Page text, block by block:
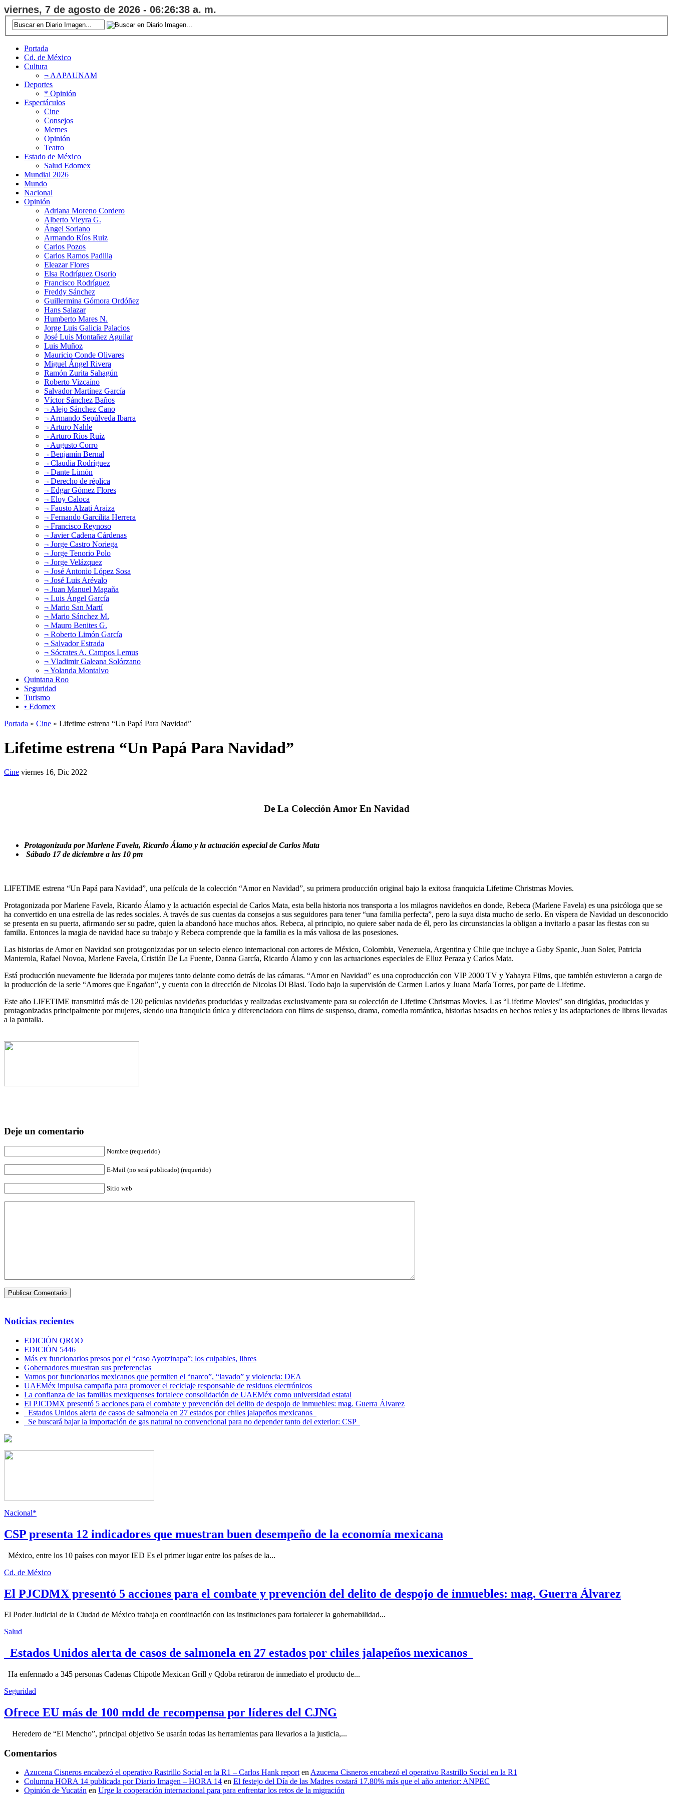
viernes, 7 de agosto de 2026 - 06:26:39 a. m.
Portada
Cd. de México
Cultura
¬ AAPAUNAM
Deportes
* Opinión
Espectáculos
Cine
Consejos
Memes
Opinión
Teatro
Estado de México
Salud Edomex
Mundial 2026
Mundo
Nacional
Opinión
Adriana Moreno Cordero
Alberto Vieyra G.
Ángel Soriano
Armando Ríos Ruiz
Carlos Pozos
Carlos Ramos Padilla
Eleazar Flores
Elsa Rodríguez Osorio
Francisco Rodríguez
Freddy Sánchez
Guillermina Gómora Ordóñez
Hans Salazar
Humberto Mares N.
Jorge Luis Galicia Palacios
José Luis Montañez Aguilar
Luis Muñoz
Mauricio Conde Olivares
Miguel Ángel Rivera
Ramón Zurita Sahagún
Roberto Vizcaíno
Salvador Martínez García
Víctor Sánchez Baños
¬ Alejo Sánchez Cano
¬ Armando Sepúlveda Ibarra
¬ Arturo Nahle
¬ Arturo Ríos Ruiz
¬ Augusto Corro
¬ Benjamín Bernal
¬ Claudia Rodríguez
¬ Dante Limón
¬ Derecho de réplica
¬ Edgar Gómez Flores
¬ Eloy Caloca
¬ Fausto Alzati Araiza
¬ Fernando Garcilita Herrera
¬ Francisco Reynoso
¬ Javier Cadena Cárdenas
¬ Jorge Castro Noriega
¬ Jorge Tenorio Polo
¬ Jorge Velázquez
¬ José Antonio López Sosa
¬ José Luis Arévalo
¬ Juan Manuel Magaña
¬ Luis Ángel García
¬ Mario San Martí
¬ Mario Sánchez M.
¬ Mauro Benites G.
¬ Roberto Limón García
¬ Salvador Estrada
¬ Sócrates A. Campos Lemus
¬ Vladimir Galeana Solórzano
¬ Yolanda Montalvo
Quintana Roo
Seguridad
Turismo
• Edomex
Portada » Cine » Lifetime estrena “Un Papá Para Navidad”
Lifetime estrena “Un Papá Para Navidad”
Cine viernes 16, Dic 2022
De La Colección Amor En Navidad
Protagonizada por Marlene Favela, Ricardo Álamo y la actuación especial de Carlos Mata
Sábado 17 de diciembre a las 10 pm
LIFETIME estrena “Un Papá para Navidad”, una película de la colección “Amor en Navidad”, su primera producción original bajo la exitosa franquicia Lifetime Christmas Movies.
Protagonizada por Marlene Favela, Ricardo Álamo y la actuación especial de Carlos Mata, esta bella historia nos transporta a los milagros navideños en donde, Rebeca (Marlene Favela) es una psicóloga que se
ha convertido en una estrella de las redes sociales. A través de sus cuentas da consejos a sus seguidores para tener “una familia perfecta”, pero la suya dista mucho de serlo. En víspera de Navidad un desconocido
se presenta en su puerta, afirmando ser su padre, quien la abandonó hace muchos años. Rebeca, al principio, no quiere saber nada de él, pero las circunstancias la obligan a invitarlo a pasar las fiestas con su
familia. Entonces la magia de navidad hace su trabajo y Rebeca comprende que la familia es la más valiosa de las posesiones.
Las historias de Amor en Navidad son protagonizadas por un selecto elenco internacional con actores de México, Colombia, Venezuela, Argentina y Chile que incluye a Gaby Spanic, Juan Soler, Patricia
Manterola, Rafael Novoa, Marlene Favela, Cristián De La Fuente, Danna García, Ricardo Álamo y con las actuaciones especiales de Elluz Peraza y Carlos Mata.
Está producción nuevamente fue liderada por mujeres tanto delante como detrás de las cámaras. “Amor en Navidad” es una coproducción con VIP 2000 TV y Yahayra Films, que también estuvieron a cargo de
la producción de la serie “Amores que Engañan”, y cuenta con la dirección de Nicolas Di Blasi. Todo bajo la supervisión de Carmen Larios y Juana María Torres, por parte de Lifetime.
Este año LIFETIME transmitirá más de 120 películas navideñas producidas y realizadas exclusivamente para su colección de Lifetime Christmas Movies. Las “Lifetime Movies” son dirigidas, producidas y
protagonizadas principalmente por mujeres, siendo una franquicia única y diferenciadora con films de suspenso, drama, comedia romántica, historias basadas en hechos reales y las adaptaciones de libros llevadas
a la pantalla.
Deje un comentario
Nombre (requerido)
E-Mail (no será publicado) (requerido)
Sitio web
Noticias recientes
EDICIÓN QROO
EDICIÓN 5446
Más ex funcionarios presos por el “caso Ayotzinapa”; los culpables, libres
Gobernadores muestran sus preferencias
Vamos por funcionarios mexicanos que permiten el “narco”, “lavado” y violencia: DEA
UAEMéx impulsa campaña para promover el reciclaje responsable de residuos electrónicos
La confianza de las familias mexiquenses fortalece consolidación de UAEMéx como universidad estatal
El PJCDMX presentó 5 acciones para el combate y prevención del delito de despojo de inmuebles: mag. Guerra Álvarez
Estados Unidos alerta de casos de salmonela en 27 estados por chiles jalapeños mexicanos
Se buscará bajar la importación de gas natural no convencional para no depender tanto del exterior: CSP
Nacional*
CSP presenta 12 indicadores que muestran buen desempeño de la economía mexicana
México, entre los 10 países con mayor IED Es el primer lugar entre los países de la...
Cd. de México
El PJCDMX presentó 5 acciones para el combate y prevención del delito de despojo de inmuebles: mag. Guerra Álvarez
El Poder Judicial de la Ciudad de México trabaja en coordinación con las instituciones para fortalecer la gobernabilidad...
Salud
Estados Unidos alerta de casos de salmonela en 27 estados por chiles jalapeños mexicanos
Ha enfermado a 345 personas Cadenas Chipotle Mexican Grill y Qdoba retiraron de inmediato el producto de...
Seguridad
Ofrece EU más de 100 mdd de recompensa por líderes del CJNG
Heredero de “El Mencho”, principal objetivo Se usarán todas las herramientas para llevarlos a la justicia,...
Comentarios
Azucena Cisneros encabezó el operativo Rastrillo Social en la R1 – Carlos Hank reportenAzucena Cisneros encabezó el operativo Rastrillo Social en la R1
Columna HORA 14 publicada por Diario Imagen – HORA 14 en El festejo del Día de las Madres costará 17.80% más que el año anterior: ANPEC
Opinión de Yucatán en Urge la cooperación internacional para para enfrentar los retos de la migración